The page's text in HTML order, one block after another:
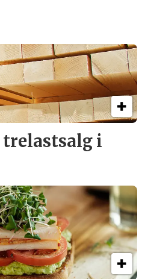
trelastsalg i